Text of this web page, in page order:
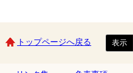
トップページへ戻る 表示